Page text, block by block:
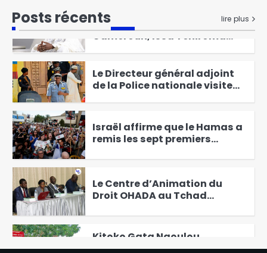
Posts récents lire plus
1
Élections présidentielles au
Cameroun, Issa Tchiroma
Bakary se déclare vainqueur
2
de la Police nationale visite
les commissariats de
3
remis les sept premiers
otages à la Croix-Rouge
4
Droit OHADA au Tchad
Présente le Code vert 2025
échanges avec les femmes du
Mayo-Kebbi Ouest